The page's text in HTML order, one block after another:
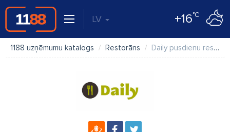
LV +16°C
1188 uzņēmumu katalogs Restorāns Daily pusdienu restorāns